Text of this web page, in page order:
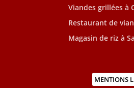
Viandes grillées à
Restaurant de
Magasin de riz à
MENTIONS